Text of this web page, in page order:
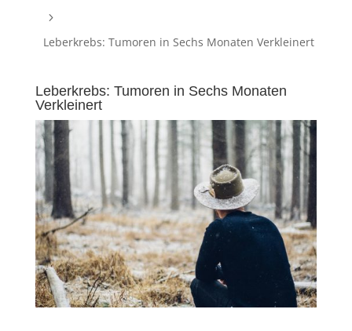
5
Leberkrebs: Tumoren in Sechs Monaten Verkleinert
Leberkrebs: Tumoren in Sechs Monaten
Verkleinert